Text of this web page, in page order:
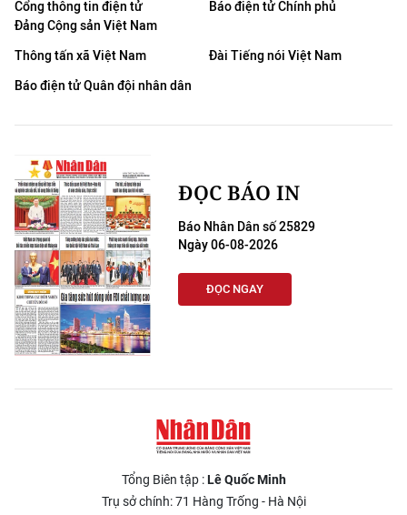
Cổng thông tin điện tử
Đảng Cộng sản Việt Nam
Báo điện tử Chính phủ
Thông tấn xã Việt Nam
Đài Tiếng nói Việt Nam
Báo điện tử Quân đội nhân dân
ĐỌC BÁO IN
Báo Nhân Dân số 25829
Ngày 06-08-2026
ĐỌC NGAY
Tổng Biên tập :Lê Quốc Minh
Trụ sở chính: 71 Hàng Trống - Hà Nội